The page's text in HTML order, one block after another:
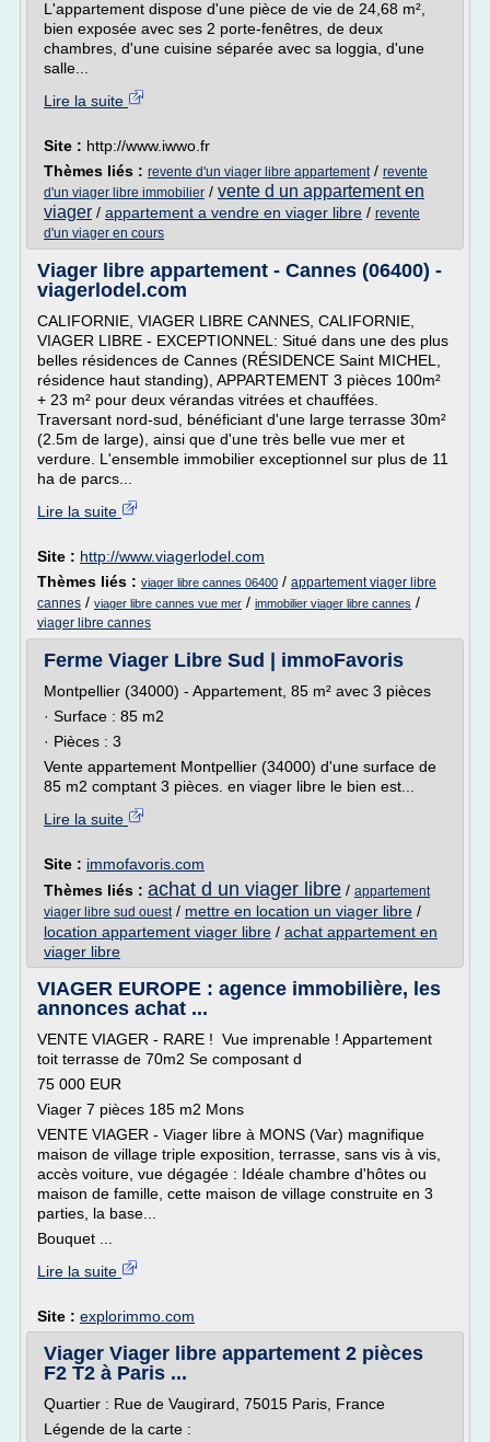
L'appartement dispose d'une pièce de vie de 24,68 m²,
bien exposée avec ses 2 porte-fenêtres, de deux
chambres, d'une cuisine séparée avec sa loggia, d'une
salle...
Lire la suite
Site : http://www.iwwo.fr
Thèmes liés : revente d'un viager libre appartement/ revente
d'un viager libre immobilier / vente d un appartement en
viager / appartement a vendre en viager libre / revente
d'un viager en cours
Viager libre appartement - Cannes (06400) -
viagerlodel.com
CALIFORNIE, VIAGER LIBRE CANNES, CALIFORNIE,
VIAGER LIBRE - EXCEPTIONNEL: Situé dans une des plus
belles résidences de Cannes (RÉSIDENCE Saint MICHEL,
résidence haut standing), APPARTEMENT 3 pièces 100m²
+ 23 m² pour deux vérandas vitrées et chauffées.
Traversant nord-sud, bénéficiant d'une large terrasse 30m²
(2.5m de large), ainsi que d'une très belle vue mer et
verdure. L'ensemble immobilier exceptionnel sur plus de 11
ha de parcs...
Lire la suite
Site : http://www.viagerlodel.com
Thèmes liés : viager libre cannes 06400 / appartement viager libre
cannes / viager libre cannes vue mer / immobilier viager libre cannes /
viager libre cannes
Ferme Viager Libre Sud | immoFavoris
Montpellier (34000) - Appartement, 85 m² avec 3 pièces
· Surface : 85 m2
· Pièces : 3
Vente appartement Montpellier (34000) d'une surface de
85 m2 comptant 3 pièces. en viager libre le bien est...
Lire la suite
Site : immofavoris.com
Thèmes liés : achat d un viager libre / appartement
viager libre sud ouest/ mettre en location un viager libre /
location appartement viager libre / achat appartement en
viager libre
VIAGER EUROPE : agence immobilière, les
annonces achat ...
VENTE VIAGER - RARE ! Vue imprenable ! Appartement
toit terrasse de 70m2 Se composant d
75 000 EUR
Viager 7 pièces 185 m2 Mons
VENTE VIAGER - Viager libre à MONS (Var) magnifique
maison de village triple exposition, terrasse, sans vis à vis,
accès voiture, vue dégagée : Idéale chambre d'hôtes ou
maison de famille, cette maison de village construite en 3
parties, la base...
Bouquet ...
Lire la suite
Site : explorimmo.com
Viager Viager libre appartement 2 pièces
F2 T2 à Paris ...
Quartier : Rue de Vaugirard, 75015 Paris, France
Légende de la carte :